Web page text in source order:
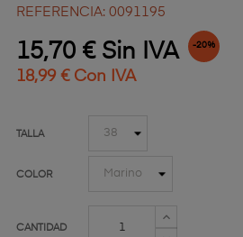
REFERENCIA: 0091195
15,70 € Sin IVA -20%
18,99 € Con IVA
TALLA
COLOR
CANTIDAD